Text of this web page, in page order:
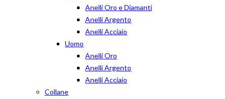
Anelli Oro e Diamanti
Anelli Argento
Anelli Acciaio
Uomo
Anelli Oro
Anelli Argento
Anelli Acciaio
Collane